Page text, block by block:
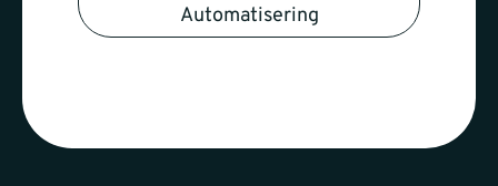
Automatisering